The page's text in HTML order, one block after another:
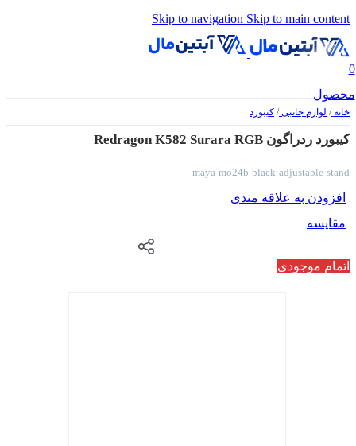
Skip to navigation Skip to main content
0
محصول
خانه/ لوازم جانبی/ کیبورد
کیبورد ردراگون Redragon K582 Surara RGB
maya-mo24b-black-adjustable-stand
افزودن به علاقه مندی
مقایسه
اتمام موجودی